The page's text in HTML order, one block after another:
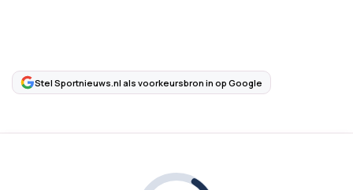
Stel Sportnieuws.nl als voorkeursbron in op Google